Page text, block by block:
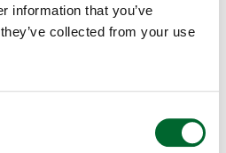
information that you’ve
collected from your use
jour, ce qui représente une